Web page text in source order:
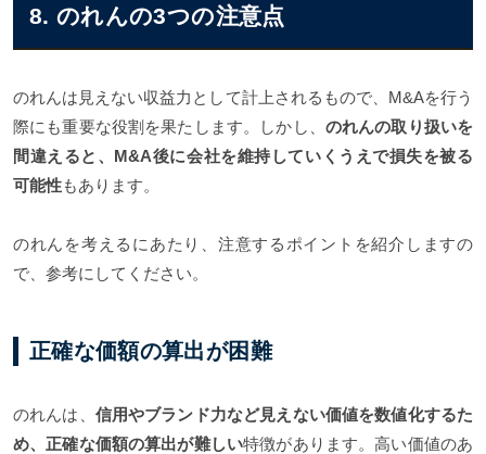
8. のれんの3つの注意点
のれんは見えない収益力として計上されるもので、M&Aを行う
際にも重要な役割を果たします。しかし、 のれんの取り扱いを
間違えると、M&A後に会社を維持していくうえで損失を被る
可能性もあります。
のれんを考えるにあたり、注意するポイントを紹介しますの
で、参考にしてください。
正確な価額の算出が困難
のれんは、 信用やブランド力など見えない価値を数値化するた
め、正確な価額の算出が難しい特徴があります。高い価値のあ